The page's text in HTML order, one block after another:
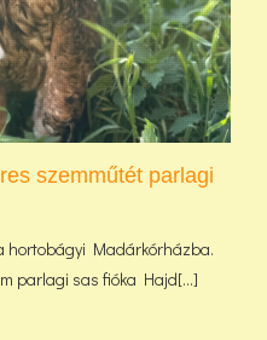
szemműtét parlagi
hortobágyi Madárkórházba.
parlagi sas fióka Hajd[...]